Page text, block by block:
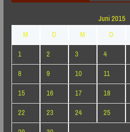
Juni 2015
M
D M D
1
2 3 4
8
9 10 11
15
16 17 18
22
23 24 25